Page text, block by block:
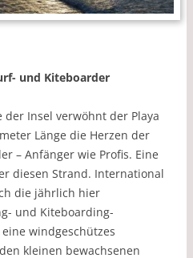
und Kiteboarder
Insel verwöhnt der Playa
Länge die Herzen der
– Anfänger wie Profis. Eine
diesen Strand. International
die jährlich hier
und Kiteboarding-
windgeschützes
kleinen bewachsenen